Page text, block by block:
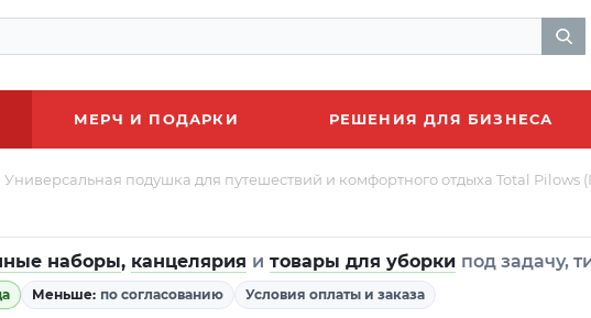
МЕРЧ И ПОДАРКИ РЕШЕНИЯ ДЛЯ БИЗНЕСА
Универсальная подушка для путешествий и комфортного отдыха Total Pilows
наборы, канцелярия и товары для уборки под задачу,
Меньше: по согласованию Условия оплаты и заказа